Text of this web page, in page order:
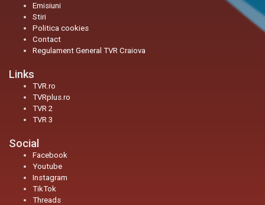
Emisiuni
Stiri
Politica cookies
Contact
Regulament General TVR Craiova
Links
TVR.ro
TVRplus.ro
TVR 2
TVR 3
Social
Facebook
Youtube
Instagram
TikTok
Threads